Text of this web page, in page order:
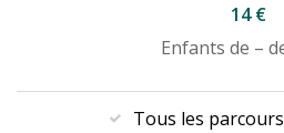
14 €
Enfants de –
Tous les